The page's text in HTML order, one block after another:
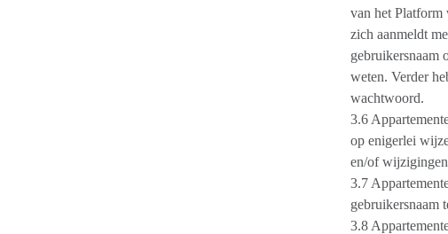
van het Platform
zich aanmeldt
gebruikersnaam
weten. Verder
wachtwoord.
3.6
op enigerlei
en/of
3.7
gebruikersnaam
3.8